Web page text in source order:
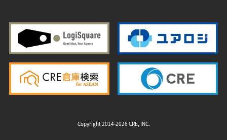
Copyright 2014-2026 CRE, INC.